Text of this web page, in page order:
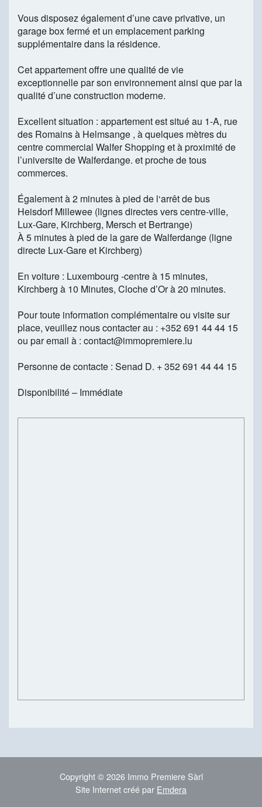
Vous disposez également d’une cave privative, un
garage box fermé et un emplacement parking
supplémentaire dans la résidence.
Cet appartement offre une qualité de vie
exceptionnelle par son environnement ainsi que par la
qualité d’une construction moderne.
Excellent situation : appartement est situé au 1-A, rue
des Romains à Helmsange , à quelques mètres du
centre commercial Walfer Shopping et à proximité de
l’universite de Walferdange. et proche de tous
commerces.
Également à 2 minutes à pied de l‘arrêt de bus
Heisdorf Millewee (lignes directes vers centre-ville,
Lux-Gare, Kirchberg, Mersch et Bertrange)
À 5 minutes à pied de la gare de Walferdange (ligne
directe Lux-Gare et Kirchberg)
En voiture : Luxembourg -centre à 15 minutes,
Kirchberg à 10 Minutes, Cloche d’Or à 20 minutes.
Pour toute information complémentaire ou visite sur
place, veuillez nous contacter au : +352 691 44 44 15
ou par email à : contact@immopremiere.lu
Personne de contacte : Senad D. + 352 691 44 44 15
Disponibilité – Immédiate
Copyright © 2026 Immo Premiere Sàrl
Site Internet créé par Emdera